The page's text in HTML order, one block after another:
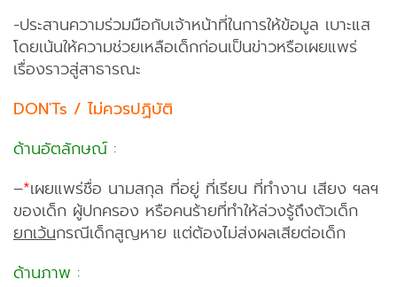
-ประสานความร่วมมือกับเจ้าหน้าที่ในการให้ข้อมูล เบาะแส
โดยเน้นให้ความช่วยเหลือเด็กก่อนเป็นข่าวหรือเผยแพร่
เรื่องราวสู่สาธารณะ
DON'Ts / ไม่ควรปฏิบัติ
ด้านอัตลักษณ์ :
–*เผยแพร่ชื่อ นามสกุล ที่อยู่ ที่เรียน ที่ทำงาน เสียง ฯลฯ
ของเด็ก ผู้ปกครอง หรือคนร้ายที่ทำให้ล่วงรู้ถึงตัวเด็ก
ยกเว้นกรณีเด็กสูญหาย แต่ต้องไม่ส่งผลเสียต่อเด็ก
ด้านภาพ :